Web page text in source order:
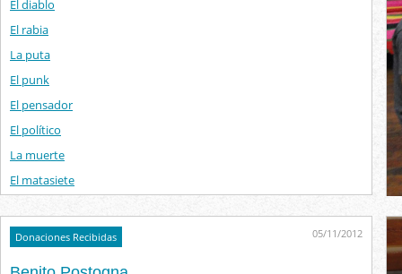
El diablo
El rabia
La puta
El punk
El pensador
El político
La muerte
El matasiete
Donaciones Recibidas 05/11/2012